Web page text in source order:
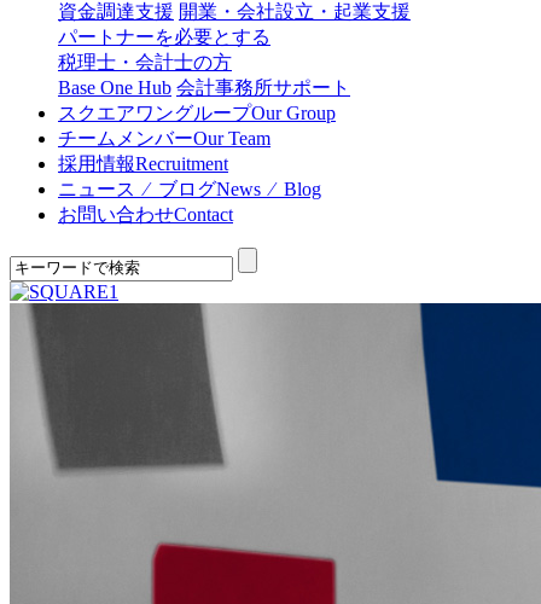
資金調達支援 開業・会社設立・起業支援
パートナーを必要とする
税理士・会計士の方
Base One Hub 会計事務所サポート
スクエアワングループOur Group
チームメンバーOur Team
採用情報Recruitment
ニュース ⁄ ブログNews ⁄ Blog
お問い合わせContact